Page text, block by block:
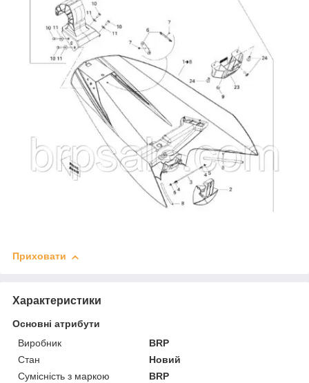
Приховати
Характеристики
Основні атрибути
Виробник
BRP
Стан
Новий
Сумісність з маркою
BRP